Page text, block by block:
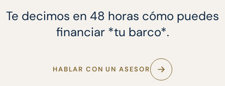
Te decimos en 48 horas cómo puedes
financiar *tu barco*.
HABLAR CON UN ASESOR